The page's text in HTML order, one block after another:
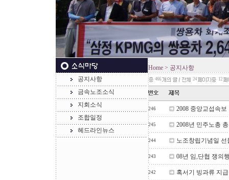
공지사항
금속노조소식
지회소식
조합일정
헤드라인뉴스
Home > 공지사항
466 24 12
246 2008 중앙교섭속
245 2008년 민주노총
244 노조창립기념일 선
243 08년 임,단협 쟁의
242 혹서기 빙과류 지